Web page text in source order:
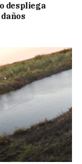
despliega